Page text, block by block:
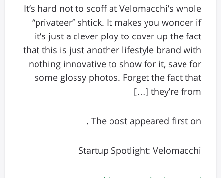
It’s hard not to scoff at Velomacchi’s whole
“privateer” shtick. It makes you wonder if
it’s just a clever ploy to cover up the fact
that this is just another lifestyle brand with
nothing innovative to show for it, save for
some glossy photos. Forget the fact that
they’re from […]
The post appeared first on .
Startup Spotlight: Velomacchi